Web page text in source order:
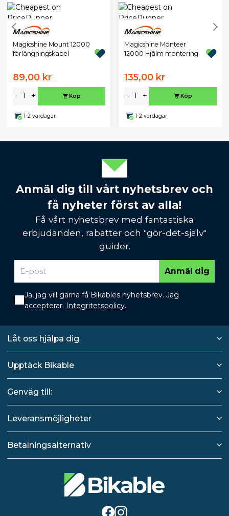
Magicshine Mount 12000
förlängningskabel
89,00 kr
- + Köp
1-2 vardagar
Magicshine Monteer
12000 Hjälm montering
135,00 kr
- + Köp
1-2 vardagar
Anmäl dig till vårt nyhetsbrev och
få nyheter först av alla!
Få vårt nyhetsbrev med fantastiska
erbjudanden, rabatter och "gör-det-själv"
guider.
Anmäl dig
Ja, jag vill gärna få Bikables nyhetsbrev. Jag
accepterar. Integritetspolicy.
Låt oss hjälpa dig
Upptäck Bikable
Genväg till:
Leveransmöjligheter
Betalningsalternativ